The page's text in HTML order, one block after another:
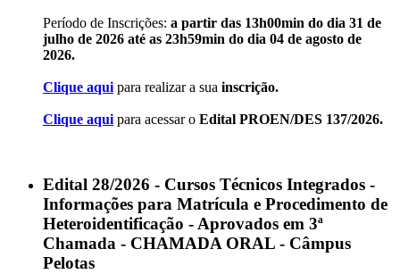
Período de Inscrições: a partir das 13h00min do dia 31 de
julho de 2026 até as 23h59min do dia 04 de agosto de
2026.
Clique aqui para realizar a sua inscrição.
Clique aqui para acessar o Edital PROEN/DES 137/2026.
Edital 28/2026 - Cursos Técnicos Integrados -
Informações para Matrícula e Procedimento de
Heteroidentificação - Aprovados em 3ª
Chamada - CHAMADA ORAL - Câmpus
Pelotas